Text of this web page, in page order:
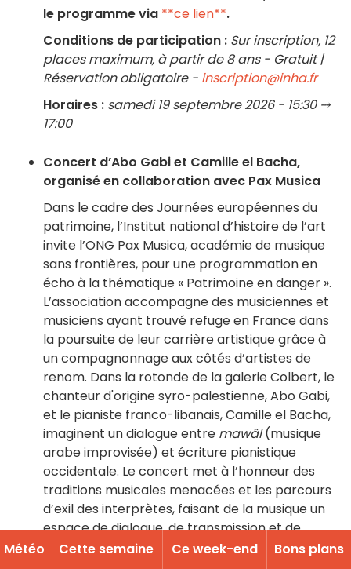
le programme via **ce lien**.
Conditions de participation : Sur inscription, 12
places maximum, à partir de 8 ans - Gratuit |
Réservation obligatoire - inscription@inha.fr
Horaires : samedi 19 septembre 2026 - 15:30 ⤏
17:00
Concert d’Abo Gabi et Camille el Bacha,
organisé en collaboration avec Pax Musica
Dans le cadre des Journées européennes du
patrimoine, l’Institut national d’histoire de l’art
invite l’ONG Pax Musica, académie de musique
sans frontières, pour une programmation en
écho à la thématique « Patrimoine en danger ».
L’association accompagne des musiciennes et
musiciens ayant trouvé refuge en France dans
la poursuite de leur carrière artistique grâce à
un compagnonnage aux côtés d’artistes de
renom. Dans la rotonde de la galerie Colbert, le
chanteur d'origine syro-palestienne, Abo Gabi,
et le pianiste franco-libanais, Camille el Bacha,
imaginent un dialogue entre mawâl(musique
arabe improvisée) et écriture pianistique
occidentale. Le concert met à l’honneur des
traditions musicales menacées et les parcours
d’exil des interprètes, faisant de la musique un
espace de dialogue, de transmission et de
résilience.
Météo Cette semaine Ce week-end Bons plans